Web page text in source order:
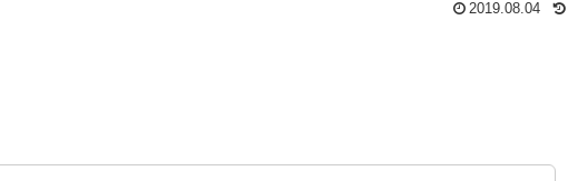
2019.08.04